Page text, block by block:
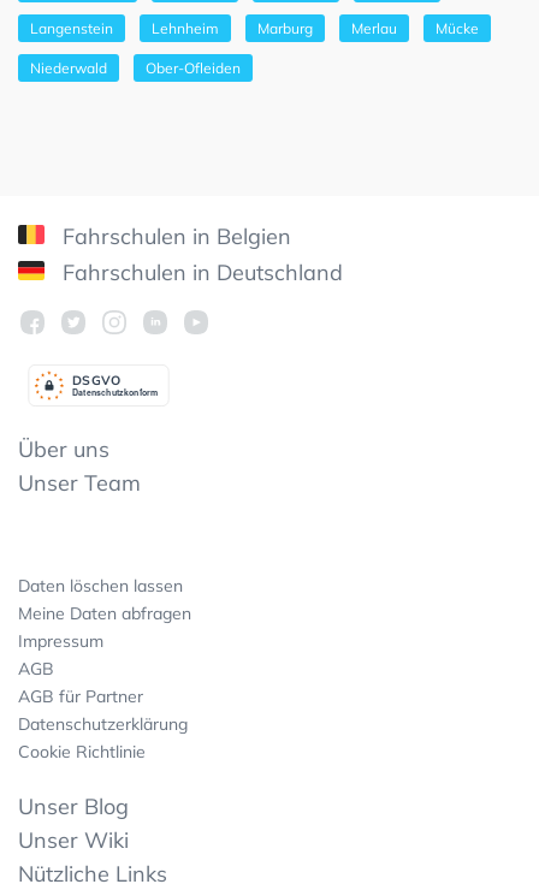
Langenstein Lehnheim Marburg Merlau Mücke
Niederwald Ober-Ofleiden
Fahrschulen in Belgien
Fahrschulen in Deutschland
Datenschutzkonform
DSGVO
Über uns
Unser Team
Daten löschen lassen
Meine Daten abfragen
Impressum
AGB
AGB für Partner
Datenschutzerklärung
Cookie Richtlinie
Unser Blog
Unser Wiki
Nützliche Links